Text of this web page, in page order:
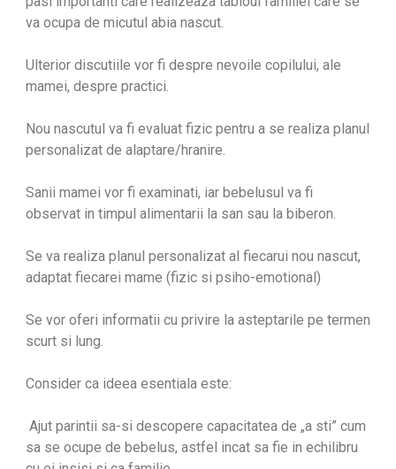
va ocupa de micutul abia nascut.
Ulterior discutiile vor fi despre nevoile copilului, ale
mamei, despre practici.
Nou nascutul va fi evaluat fizic pentru a se realiza planul
personalizat de alaptare/hranire.
Sanii mamei vor fi examinati, iar bebelusul va fi
observat in timpul alimentarii la san sau la biberon.
Se va realiza planul personalizat al fiecarui nou nascut,
adaptat fiecarei mame (fizic si psiho-emotional)
Se vor oferi informatii cu privire la asteptarile pe termen
scurt si lung.
Consider ca ideea esentiala este:
Ajut parintii sa-si descopere capacitatea de „a sti” cum
sa se ocupe de bebelus, astfel incat sa fie in echilibru